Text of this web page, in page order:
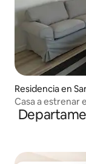
Residencia en
Casa a estrenar